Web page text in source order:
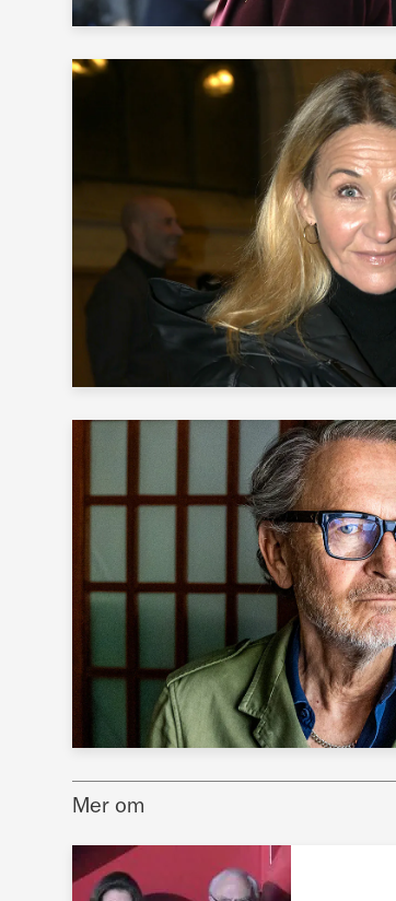
Mer om